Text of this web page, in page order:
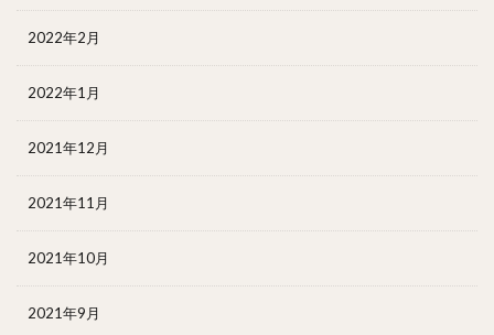
2022年2月
2022年1月
2021年12月
2021年11月
2021年10月
2021年9月